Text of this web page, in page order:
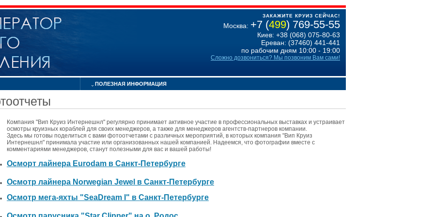
ЗАКАЖИТЕ КРУИЗ СЕЙЧАС!
Москва: +7 (499) 769-55-55
Киев: +38 (068) 075-80-63
Ереван: (37460) 441-441
по рабочим дням 10:00 - 19:00
Сложно дозвониться? Мы позвоним Вам сами!
ПОЛЕЗНАЯ ИНФОРМАЦИЯ
Компания "Вип Круиз Интернешнл" регулярно принимает активное участие в профессиональных выставках и устраивает
осмотры круизных кораблей для своих менеджеров, а также для менеджеров агентств-партнеров компании.
Здесь мы готовы поделиться с вами фотоотчетами с различных мероприятий, в которых компания "Вип Круиз
Интернешнл" принимала участие или организованных нашей компанией. Надеемся, что фотографии вместе с
комментариями менеджеров, станут полезными для вас и вашей работы!
Осморт лайнера Eurodam в Санкт-Петербурге
Осмотр лайнера Norwegian Jewel в Санкт-Петербурге
Осмотр мега-яхты "SeaDream I" в Санкт-Петербурге